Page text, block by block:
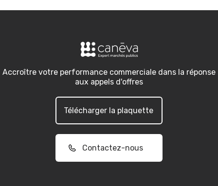
Accroître votre performance commerciale dans la réponse
aux appels d'offres
Télécharger la plaquette
Contactez-nous